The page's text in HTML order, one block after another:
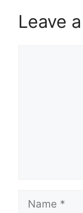
Leave
Name